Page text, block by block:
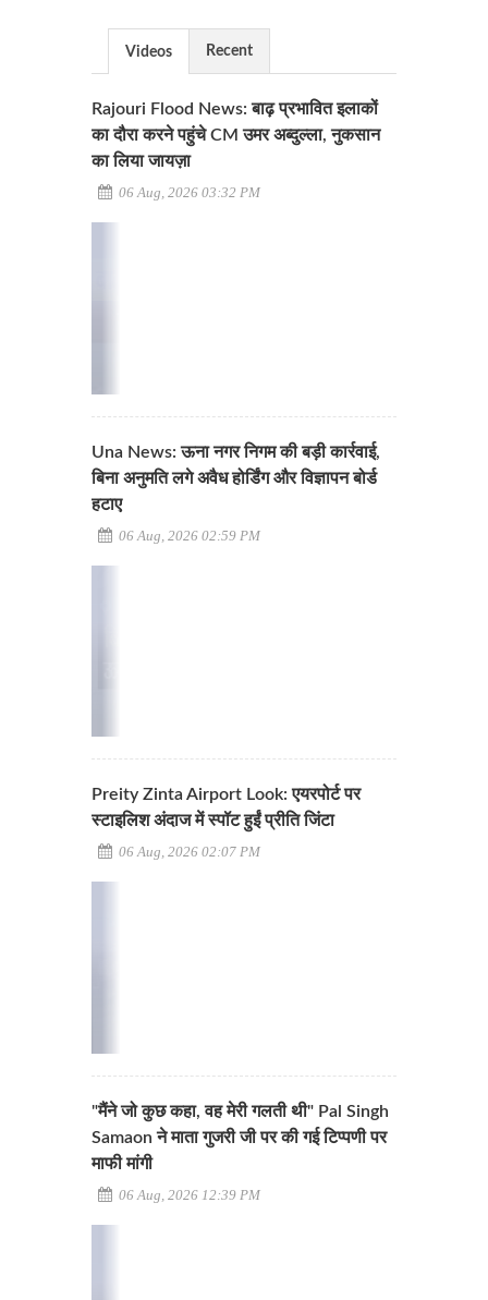
Videos Recent
Rajouri Flood News: बाढ़ प्रभावित इलाकों
का दौरा करने पहुंचे CM उमर अब्दुल्ला, नुकसान
का लिया जायज़ा
06 Aug, 2026 03:32 PM
Una News: ऊना नगर निगम की बड़ी कार्रवाई,
बिना अनुमति लगे अवैध होर्डिंग और विज्ञापन बोर्ड
हटाए
06 Aug, 2026 02:59 PM
Preity Zinta Airport Look: एयरपोर्ट पर
स्टाइलिश अंदाज में स्पॉट हुईं प्रीति जिंटा
06 Aug, 2026 02:07 PM
"मैंने जो कुछ कहा, वह मेरी गलती थी" Pal Singh
Samaon ने माता गुजरी जी पर की गई टिप्पणी पर
माफी मांगी
06 Aug, 2026 12:39 PM